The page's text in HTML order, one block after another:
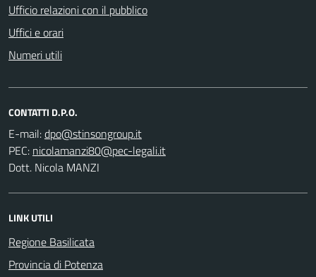
Ufficio relazioni con il pubblico
Uffici e orari
Numeri utili
CONTATTI D.P.O.
E-mail:
PEC:
Dott. Nicola MANZI
LINK UTILI
Regione Basilicata
Provincia di Potenza